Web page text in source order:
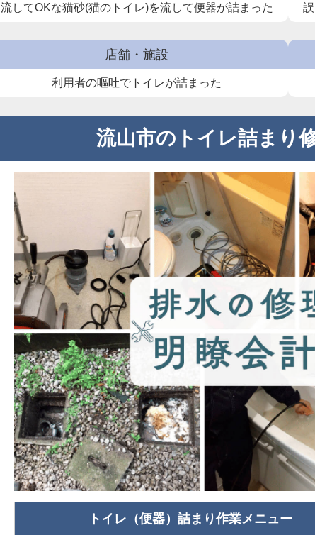
流してOKな猫砂(猫のトイレ)を流して便器が詰まった
店舗・施設
利用者の嘔吐でトイレが詰まった
流山市のトイレ詰まり
トイレ（便器）詰まり作業メニュー